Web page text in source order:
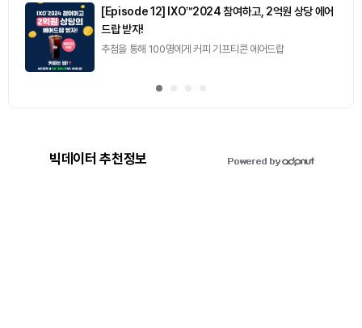
[Episode 12] IXO™2024 참여하고, 2억원 상당 에어
드랍 받자!
추첨을 통해 100명에게 커피 기프티콘 에어드랍
빅데이터 추천정보